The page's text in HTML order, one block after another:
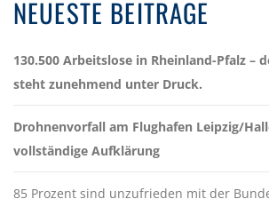
NEUESTE BEITRÄGE
130.500 Arbeitslose in Rheinland-Pfalz –
steht zunehmend unter Druck.
Drohnenvorfall am Flughafen Leipzig/
vollständige Aufklärung
85 Prozent sind unzufrieden mit der